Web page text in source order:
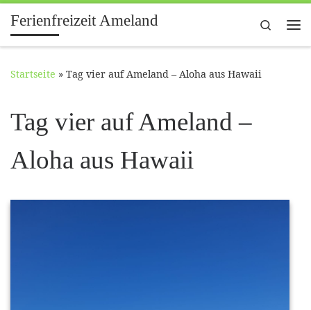
Zum Inhalt springen
Ferienfreizeit Ameland
Search
Startseite » Tag vier auf Ameland – Aloha aus Hawaii
Tag vier auf Ameland –
Aloha aus Hawaii